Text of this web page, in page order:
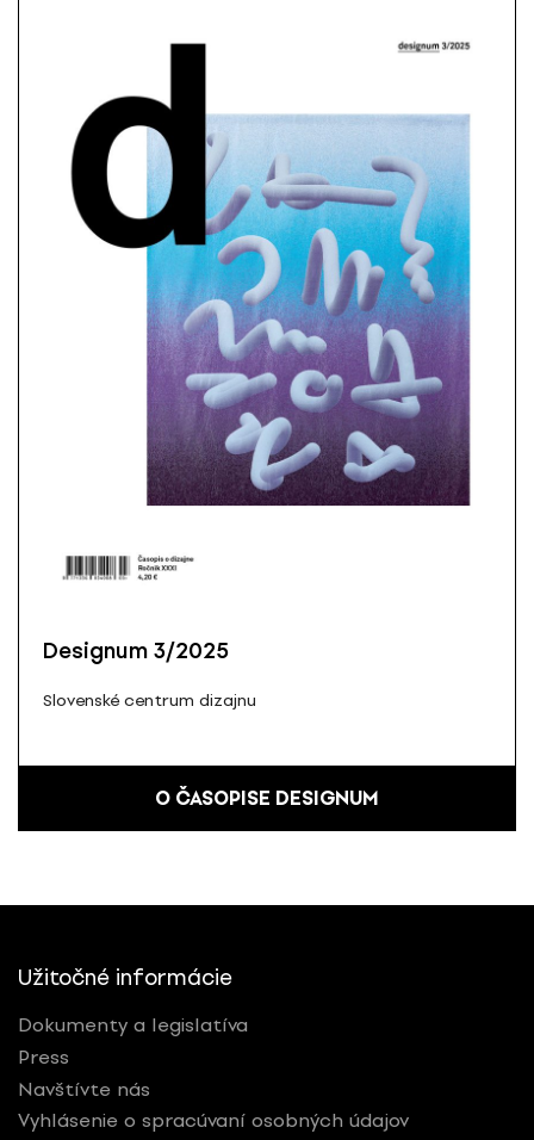
Designum 3/2025
Slovenské centrum dizajnu
O ČASOPISE DESIGNUM
Užitočné informácie
Dokumenty a legislatíva
Press
Navštívte nás
Vyhlásenie o spracúvaní osobných údajov